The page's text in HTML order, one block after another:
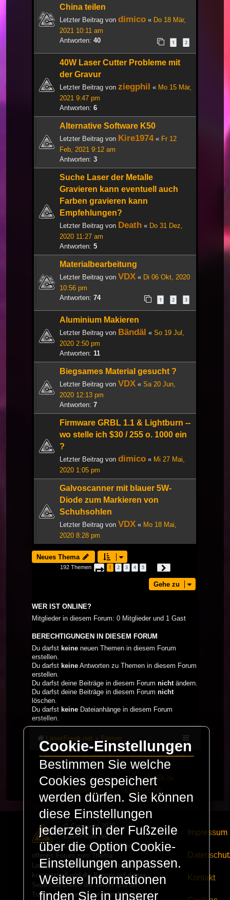
China teilen
Letzter Beitrag von dimico « Do 18 Mär,
2021 10:11 am
Antworten: 40 1 2
40W Laser Cutter Probleme mit
der Gravur
Letzter Beitrag von ziegphil « Mo 15 Mär,
2021 9:47 pm
Antworten: 6
Alternative Software K50
Letzter Beitrag von Kire1974« Fr 12
Feb, 2021 9:12 am
Antworten: 3
Suche Laser der Metalle
Gravieren kann eventuell auch
Farben gravieren kann
Empfehlungen?
Letzter Beitrag von Death « Do 31 Dez,
2020 11:27 am
Antworten: 5
Materialbearbeitung
Letzter Beitrag von VDX « Di 06 Okt, 2020
10:56 pm
Antworten: 74 1 2 3
Aluminium Makieren
Letzter Beitrag von Bändäl « So 19 Jul,
2020 2:50 pm
Antworten: 11
Biegsames Material gesucht ?
Letzter Beitrag von VDX « Sa 20 Jun,
2020 12:13 pm
Antworten: 7
Firmware GRBL 1.1 & Lightburn --
wo stelle ich $30 / 255 o. 1000 ein
?
Letzter Beitrag von dimico « Mi 27 Mai,
2020 1:05 pm
Galvoscanner mit blauer 5W-
Diode zum Markieren von
Schuhsohlen
Letzter Beitrag von VDX « Mo 18 Mai,
2020 8:28 pm
Neues Thema
192 Themen Seite 1von
1 2 3 4 5
Gehe zu
WER IST ONLINE?
Mitglieder in diesem Forum: 0 Mitglieder und 1 Gast
BERECHTIGUNGEN IN DIESEM FORUM
Du darfst keine neuen Themen in diesem Forum
erstellen.
Du darfst keine Antworten zu Themen in diesem Forum
erstellen.
Du darfst deine Beiträge in diesem Forum nicht ändern.
Du darfst deine Beiträge in diesem Forum nicht
löschen.
Du darfst keine Dateianhänge in diesem Forum
erstellen.
LaserFreak.net Forum
Powered byphpBB® Forum Software © phpBB
Limited
Deutsche Übersetzung durchphpBB.de
PRIVACY_LINK
TERMS_LINK
© Copyright 2025 -
LaserFreak.net
LaserFreak ist ein freies und
offenes Forum zum Thema
Lasershowtechnik. Wir sind nicht
kommerziell und die Banner auf dieser
Seite finanzieren die Server und den
Traffic. Einnahmen von Fan Artikeln
Impressum
Kontakt
Cookie-Einstellungen
Bestimmen Sie welche
Cookies gespeichert
werden dürfen. Sie können
diese Einstellungen
jederzeit in der Fußzeile
über die Option Cookie-
Einstellungen anpassen.
Weitere Informationen
finden Sie in unserer